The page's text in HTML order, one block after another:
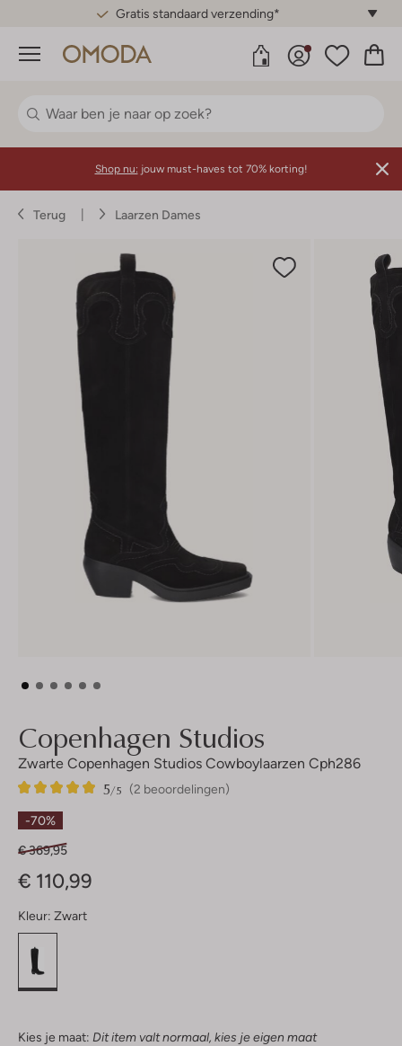
Gratis standaard verzending*
Menu
Shop nu: jouw must-haves tot 70% korting!
Terug Laarzen Dames
Copenhagen Studios
Zwarte Copenhagen Studios Cowboylaarzen Cph286
(2 beoordelingen)
5/5
2
5
Sterren
-70%
€ 369,95
€ 110,99
Kleur: Zwart
Kies je maat: Dit item valt normaal, kies je eigen maat